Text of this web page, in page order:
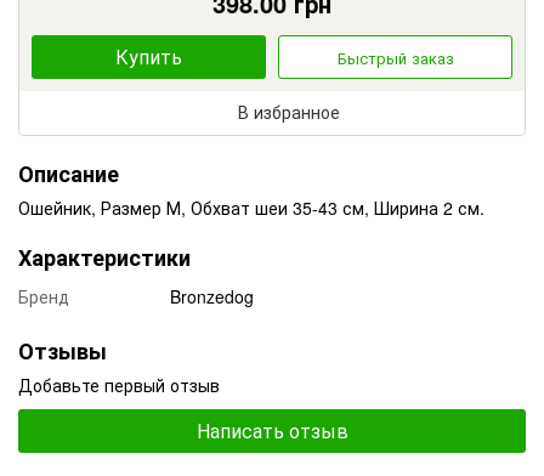
Купить Быстрый заказ
В избранное
Описание
Ошейник, Размер М, Обхват шеи 35-43 см, Ширина 2 см.
Характеристики
Бренд Bronzedog
Отзывы
Добавьте первый отзыв
Написать отзыв